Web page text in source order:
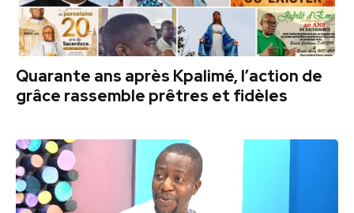
Quarante ans après Kpalimé, l’action de
grâce rassemble prêtres et fidèles